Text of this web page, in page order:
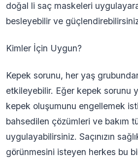
doğal li saç maskeleri
besleyebilir ve
Kimler İçin Uygun?
Kepek sorunu, her yaş
etkileyebilir. Eğer kepek sorunu
kepek oluşumunu engellemek
bahsedilen çözümleri ve bakım
uygulayabilirsiniz. Saçınızın
görünmesini isteyen herkes bu